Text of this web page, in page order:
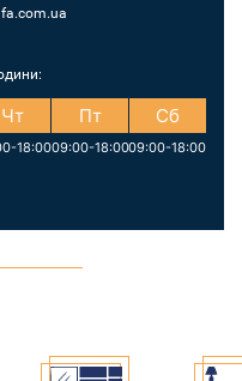
Чт
18:00
Пт
09:00-18:00
Сб
09:00-18:00